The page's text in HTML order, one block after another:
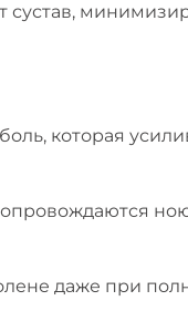
сустав,
которая
даже при